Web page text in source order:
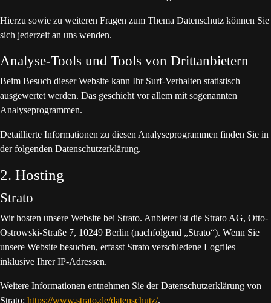
Hierzu sowie zu weiteren Fragen zum Thema Datenschutz können Sie
sich jederzeit an uns wenden.
Analyse-Tools und Tools von Dritt­anbietern
Beim Besuch dieser Website kann Ihr Surf-Verhalten statistisch
ausgewertet werden. Das geschieht vor allem mit sogenannten
Analyseprogrammen.
Detaillierte Informationen zu diesen Analyseprogrammen finden Sie in
der folgenden Datenschutzerklärung.
2. Hosting
Strato
Wir hosten unsere Website bei Strato. Anbieter ist die Strato AG, Otto-
Ostrowski-Straße 7, 10249 Berlin (nachfolgend „Strato“). Wenn Sie
unsere Website besuchen, erfasst Strato verschiedene Logfiles
inklusive Ihrer IP-Adressen.
Weitere Informationen entnehmen Sie der Datenschutzerklärung von
Strato: https://www.strato.de/datenschutz/.